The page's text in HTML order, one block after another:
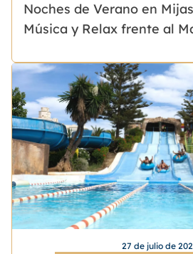
Noches de Verano en
Música y Relax frente al
27 de julio de